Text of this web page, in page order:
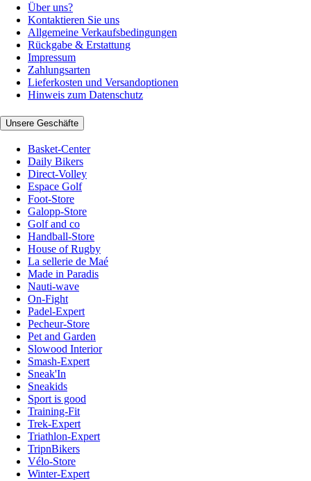
Über uns?
Kontaktieren Sie uns
Allgemeine Verkaufsbedingungen
Rückgabe & Erstattung
Impressum
Zahlungsarten
Lieferkosten und Versandoptionen
Hinweis zum Datenschutz
Unsere Geschäfte
Basket-Center
Daily Bikers
Direct-Volley
Espace Golf
Foot-Store
Galopp-Store
Golf and co
Handball-Store
House of Rugby
La sellerie de Maé
Made in Paradis
Nauti-wave
On-Fight
Padel-Expert
Pecheur-Store
Pet and Garden
Slowood Interior
Smash-Expert
Sneak'In
Sneakids
Sport is good
Training-Fit
Trek-Expert
Triathlon-Expert
TripnBikers
Vélo-Store
Winter-Expert